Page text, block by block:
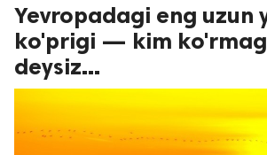
Yevropadagi eng uzun
ko'prigi — kim
deysiz...